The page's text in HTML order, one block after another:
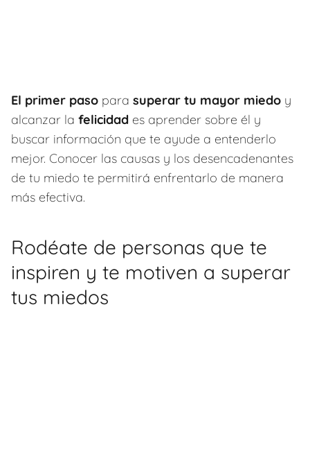
El primer paso para superar tu mayor miedo y
alcanzar la felicidad es aprender sobre él y
buscar información que te ayude a entenderlo
mejor. Conocer las causas y los desencadenantes
de tu miedo te permitirá enfrentarlo de manera
más efectiva.
Rodéate de personas que te
inspiren y te motiven a superar
tus miedos